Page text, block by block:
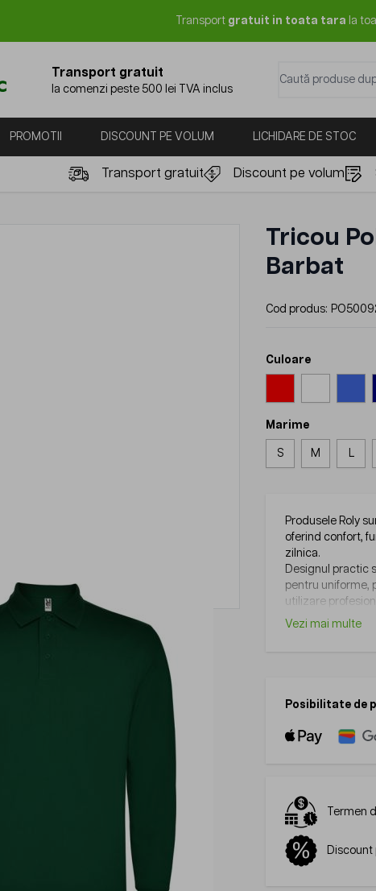
Transport gratuit in toata tara la
Transport gratuit
la comenzi peste 500 lei TVA inclus
PROMOTII DISCOUNT PE VOLUM LICHIDARE DE STOC
Transport gratuit Discount pe volum
Tricou
Barbat
Cod produs:
Culoare
Marime
S M L
Produsele Roly
oferind confort,
zilnica.
Designul practic
pentru uniforme,
utilizare
Vezi mai multe
Posibilitate de
Termen
Discount